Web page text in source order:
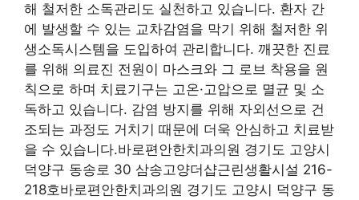
해 철저한 소독관리도 실천하고 있습니다. 환자 간
에 발생할 수 있는 교차감염을 막기 위해 철저한 위
생소독시스템을 도입하여 관리합니다. 깨끗한 진료
를 위해 의료진 전원이 마스크와 그 로브 착용을 원
칙으로 하며 치료기구는 고온·고압으로 멸균 및 소
독하고 있습니다. 감염 방지를 위해 자외선으로 건
조되는 과정도 거치기 때문에 더욱 안심하고 치료받
을 수 있습니다.바로편안한치과의원 경기도 고양시
덕양구 동송로 30 삼송고양더샵근린생활시설 216-
218호바로편안한치과의원 경기도 고양시 덕양구 동